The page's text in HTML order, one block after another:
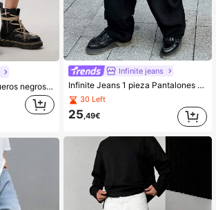
Vaulklash Shorts vaqueros negros lavados informales y holgados de estilo urbano relajado para hombres
Infinite jeans
Infinite Jeans 1 pieza Pantalones vaqueros rectos minimalistas y cómodos para hombre, pantalones de mezclilla versátiles para todas las estaciones (El producto no incluye cinturón ni accesorios)
30 Left
25,49€